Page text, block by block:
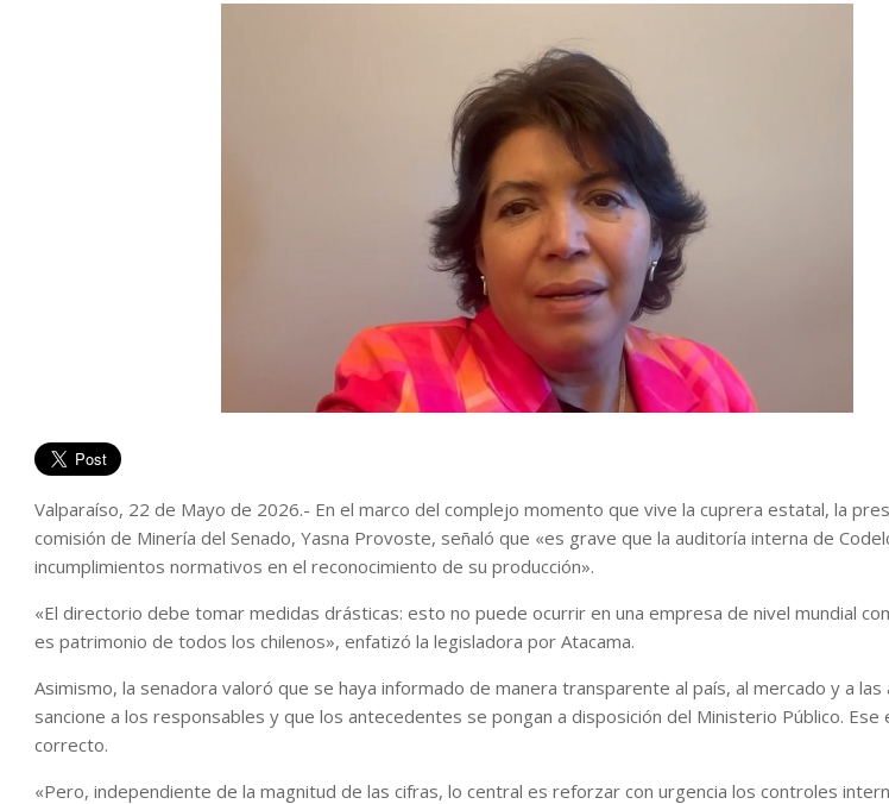
Valparaíso, 22 de Mayo de 2026.- En el marco del complejo momento que vive la cuprera estatal, la
comisión de Minería del Senado, Yasna Provoste, señaló que «es grave que la auditoría interna de
incumplimientos normativos en el reconocimiento de su producción».
«El directorio debe tomar medidas drásticas: esto no puede ocurrir en una empresa de nivel mundial
es patrimonio de todos los chilenos», enfatizó la legisladora por Atacama.
Asimismo, la senadora valoró que se haya informado de manera transparente al país, al mercado y a las
sancione a los responsables y que los antecedentes se pongan a disposición del Ministerio Público. Ese
correcto.
«Pero, independiente de la magnitud de las cifras, lo central es reforzar con urgencia los controles